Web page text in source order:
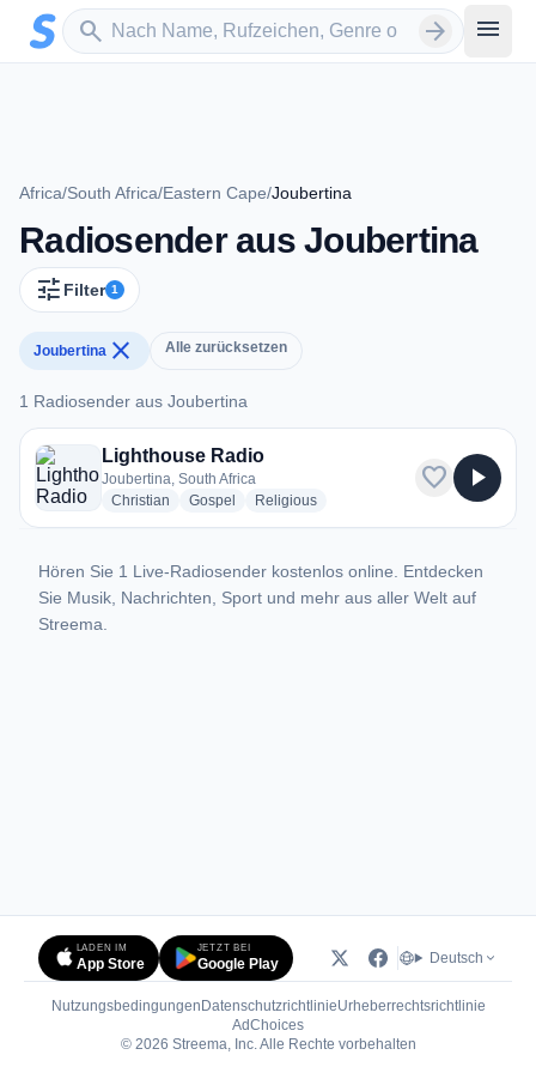
Zum Hauptinhalt springen
search
Sender suchen arrow_forward menu
Africa/South Africa/Eastern Cape/Joubertina
Radiosender aus Joubertina
tune Filter 1
Joubertina close Alle zurücksetzen
1 Radiosender aus Joubertina
1 Radiosender aus Joubertina
Lighthouse Radio
Joubertina, South Africa
Christian radio stations
Gospel radio stations
Religiousradio stations
favorite play_arrow
Hören Sie 1 Live-Radiosender kostenlos online. Entdecken
Sie Musik, Nachrichten, Sport und mehr aus aller Welt auf
Streema.
LADEN IM
App Store
JETZT BEI
Google Play Deutsch
Nutzungsbedingungen DatenschutzrichtlinieUrheberrechtsrichtlinie
AdChoices(öffnet in neuem Tab)
© 2026 Streema, Inc. Alle Rechte vorbehalten